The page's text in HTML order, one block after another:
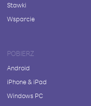
Stawki
Wsparcie
POBIERZ
Android
iPhone & iPad
Windows PC